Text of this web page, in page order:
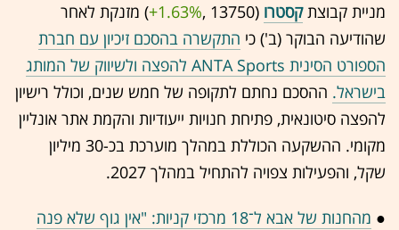
מניית קבוצתקסטרו (13750 ,‎
+1.63%‏) מזנקת לאחר
שהודיעה הבוקר (ב') כי התקשרה בהסכם זיכיון עם חברת
הספורט הסינית ANTA Sports להפצה ולשיווק של המותג
בישראל. ההסכם נחתם לתקופה של חמש שנים, וכולל רישיון
להפצה סיטונאית, פתיחת חנויות ייעודיות והקמת אתר אונליין
מקומי. ההשקעה הכוללת במהלך מוערכת בכ-30 מיליון
שקל, והפעילות צפויה להתחיל במהלך 2027.
●
מהחנות של אבא ל־18 מרכזי קניות: "אין גוף שלא פנה